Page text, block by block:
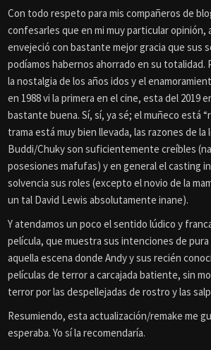
Con todo respeto para mis compañeros de
confesarles que en mi muy particular opinión,
envejeció con bastante mejor gracia que sus
podíamos habernos ahorrado en su totalidad.
la nostalgia de los años idos y el
en 1988 vi la primera en el cine, esta del 2019
bastante buena. Sí, sí, ya sé; el muñeco está
trama está muy bien llevada, las razones de la
Buddi/Chuky son suficientemente creíbles
posesiones mafufas) y en general el casting
solvencia sus roles (excepto el novio de la
un tal David Lewis absolutamente inane).
Y atendamos un poco el sentido lúdico y
película, que muestra sus intenciones de pura
aquella escena donde Andy y sus recién
películas de terror a carcajada batiente, sin
terror por las despellejadas de rostro y las
Resumiendo, esta actualización/remake me
esperaba. Yo sí la recomendaría.